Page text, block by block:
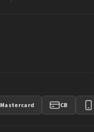
Mastercard CB